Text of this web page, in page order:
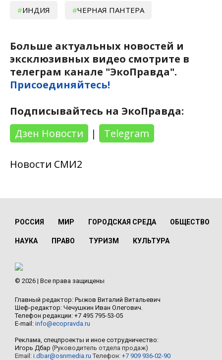
ИНДИЯ ЧЕРНАЯ ПАНТЕРА
Больше актуальных новостей и
эксклюзивных видео смотрите в
телеграм канале "ЭкоПравда".
Присоединяйтесь!
Подписывайтесь на ЭкоПравда:
Дзен Новости
| Telegram
Новости СМИ2
РОССИЯ МИР ГОРОДСКАЯ СРЕДА ОБЩЕСТВО
НАУКА ПРАВО ТУРИЗМ КУЛЬТУРА
© 2026 | Все права защищены
Главный редактор: Рыжов Виталий Витальевич
Шеф-редактор: Чечушкин Иван Олегович.
Телефон редакции: +7 495 795-53-05
E-mail: info@ecopravda.ru
Реклама, спецпроекты и иное сотрудничество:
Игорь Дбар (Руководитель отдела продаж)
Email: i.dbar@osnmedia.ru Телефон: +7 909 936-02-90